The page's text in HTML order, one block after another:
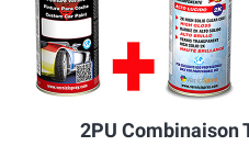
2PU Combinaison